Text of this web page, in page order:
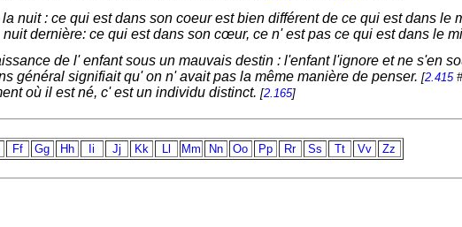
nuit : ce qui est dans son coeur est bien différent de ce qui est dans le
nuit dernière: ce qui est dans son cœur, ce n' est pas ce qui est dans le
de l' enfant sous un mauvais destin : l'enfant l'ignore et ne s'en
général signifiait qu' on n' avait pas la même manière de penser. [2.415
où il est né, c' est un individu distinct. [2.165]
Ff Gg Hh Ii Jj Kk Ll Mm Nn Oo Pp Rr Ss Tt Vv Zz